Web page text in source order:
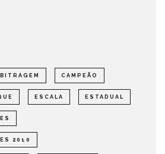
CAMPEÃO
ESCALA ESTADUAL
2010